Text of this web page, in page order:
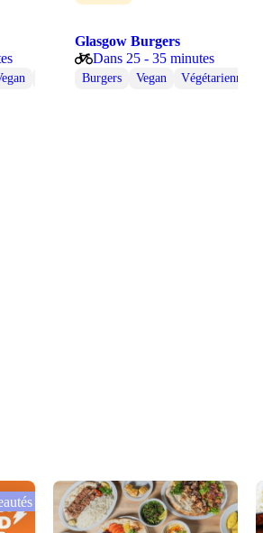
Végétarienne
Glasgow Burgers
Dans 25 - 35 minutes
Burgers Vegan Végétarienne